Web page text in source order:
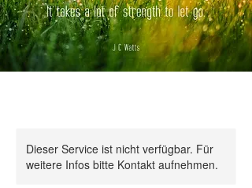
Dieser Service ist nicht verfügbar. Für
weitere Infos bitte Kontakt aufnehmen.